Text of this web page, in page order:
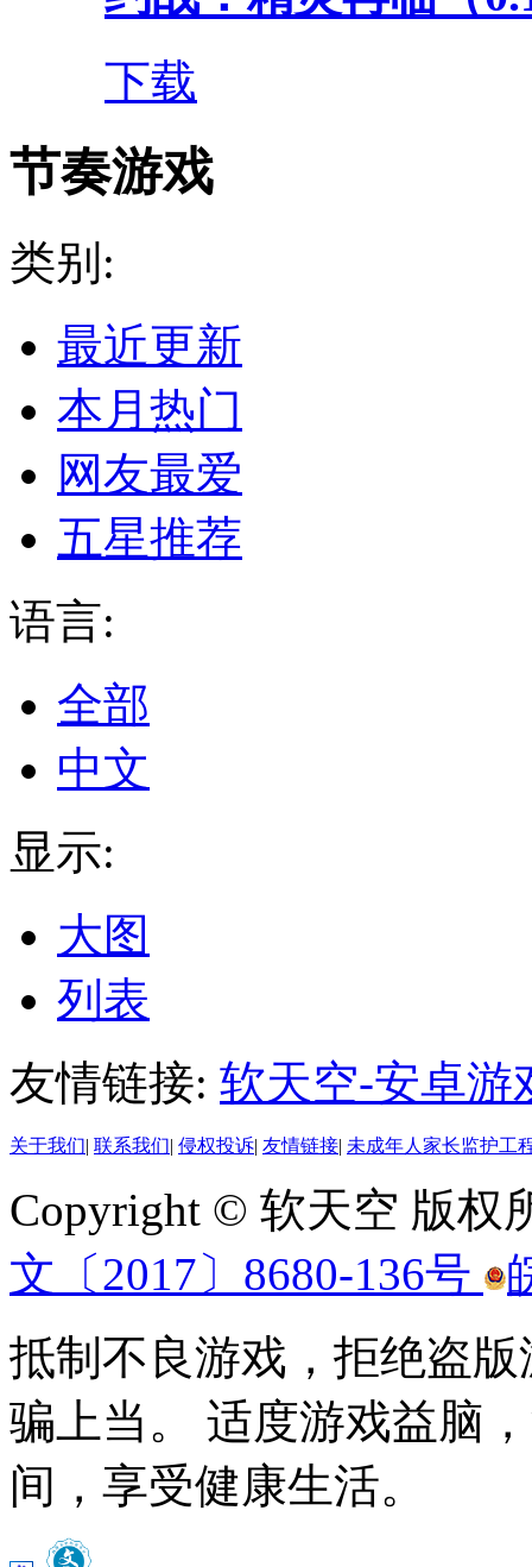
下载
节奏游戏
类别:
最近更新
本月热门
网友最爱
五星推荐
语言:
全部
中文
显示:
大图
列表
友情链接: 软天空-安卓游
关于我们| 联系我们| 侵权投诉| 友情链接| 未成年人家长监护工
Copyright © 软天空 版权
文〔2017〕8680-136号
抵制不良游戏，拒绝盗
骗上当。 适度游戏益脑
间，享受健康生活。